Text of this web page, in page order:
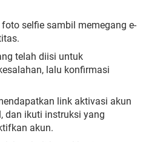
selfie sambil memegang e-
telah diisi untuk
lalu konfirmasi
link aktivasi akun
dan ikuti instruksi yang
akun.